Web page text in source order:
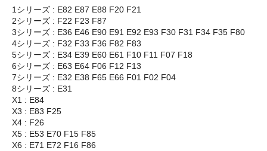
1シリーズ : E82 E87 E88 F20 F21
2シリーズ : F22 F23 F87
3シリーズ : E36 E46 E90 E91 E92 E93 F30 F31 F34 F35 F80
4シリーズ : F32 F33 F36 F82 F83
5シリーズ : E34 E39 E60 E61 F10 F11 F07 F18
6シリーズ : E63 E64 F06 F12 F13
7シリーズ : E32 E38 F65 E66 F01 F02 F04
8シリーズ : E31
X1 : E84
X3 : E83 F25
X4 : F26
X5 : E53 E70 F15 F85
X6 : E71 E72 F16 F86